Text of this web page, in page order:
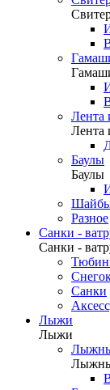
Лента
Лента
Баулы
Баулы
Разное
Санки -
Санки -
Санки
Лыжи
Лыжи